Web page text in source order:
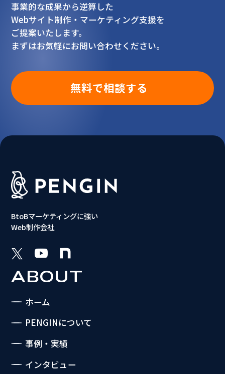
事業的な成果から逆算した
Webサイト制作・マーケティング支援を
ご提案いたします。
まずはお気軽にお問い合わせください。
無料で相談する
BtoBマーケティングに強い
Web制作会社
ABOUT
ホーム
PENGINについて
事例・実績
インタビュー